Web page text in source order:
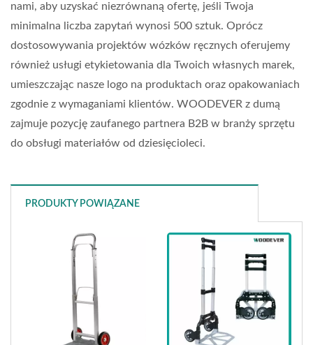
nami, aby uzyskać niezrównaną ofertę, jeśli Twoja
minimalna liczba zapytań wynosi 500 sztuk. Oprócz
dostosowywania projektów wózków ręcznych oferujemy
również usługi etykietowania dla Twoich własnych marek,
umieszczając nasze logo na produktach oraz opakowaniach
zgodnie z wymaganiami klientów. WOODEVER z dumą
zajmuje pozycję zaufanego partnera B2B w branży sprzętu
do obsługi materiałów od dziesięcioleci.
PRODUKTY POWIĄZANE